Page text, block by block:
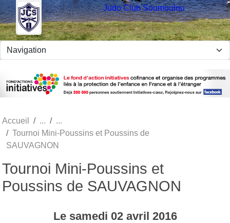
Judo Club Soumoulou
Accueil
Tournoi Mini-Poussins et Poussins de
SAUVAGNON
Tournoi Mini-Poussins et
Poussins de SAUVAGNON
Le samedi 02 avril 2016
Panneau de gestion des cookies